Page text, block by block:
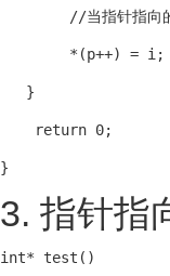
//当指针指向
        *(p++) = i;
   }
    return 0;
}
3. 指针指
int* test()